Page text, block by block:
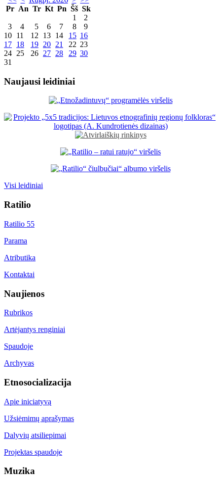
Pr An Tr Kt Pn Šš Sk
1
2
3
4 5 6 7 8
9
10 11 12 13 14 15 16
17 18 19 20 21 22 23
24 25 26 27 28 29 30
31
Naujausi leidiniai
Visi leidiniai
Ratilio
Ratilio 55
Parama
Atributika
Kontaktai
Naujienos
Rubrikos
Artėjantys renginiai
Spaudoje
Archyvas
Etnosocializacija
Apie iniciatyvą
Užsiėmimų aprašymas
Dalyvių atsiliepimai
Projektas spaudoje
Muzika